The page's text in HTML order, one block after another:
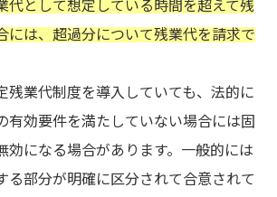
代として想定している時間を超えて残
には、超過分について残業代を請求で
残業代制度を導入していても、法的に
有効要件を満たしていない場合には固
効になる場合があります。一般的には
る部分が明確に区分されて合意されて